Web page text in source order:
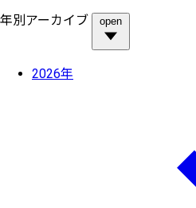
年別アーカイブ open
2026年